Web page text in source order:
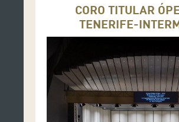
CORO TITULAR
TENERIFE-